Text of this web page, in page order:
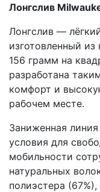
Лонгслив
Лонгслив —
изготовленный из
156 грамм на
разработана
комфорт и
рабочем месте.
Заниженная
условия для
мобильности
натуральных
полиэстера